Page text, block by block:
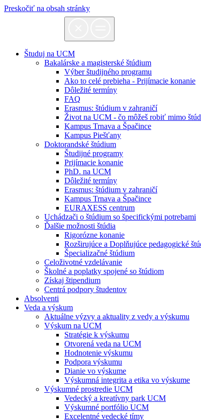
Preskočiť na obsah stránky
Študuj na UCM
Bakalárske a magisterské štúdium
Výber študijného programu
Ako to celé prebieha - Prijímacie konanie
Dôležité termíny
FAQ
Erasmus: štúdium v zahraničí
Život na UCM - čo môžeš robiť mimo
Kampus Trnava a Špačince
Kampus Piešťany
Doktorandské štúdium
Študijné programy
Prijímacie konanie
PhD. na UCM
Dôležité termíny
Erasmus: štúdium v zahraničí
Kampus Trnava a Špačince
EURAXESS centrum
Uchádzači o štúdium so špecifickými potrebami
Ďalšie možnosti štúdia
Rigorózne konanie
Rozširujúce a Doplňujúce pedagogické
Špecializačné štúdium
Celoživotné vzdelávanie
Školné a poplatky spojené so štúdiom
Získaj štipendium
Centrá podpory študentov
Absolventi
Veda a výskum
Aktuálne výzvy a aktuality z vedy a výskumu
Výskum na UCM
Stratégie k výskumu
Otvorená veda na UCM
Hodnotenie výskumu
Podpora výskumu
Dianie vo výskume
Výskumná integrita a etika vo výskume
Výskumné prostredie UCM
Vedecký a kreatívny park UCM
Výskumné portfólio UCM
Excelentné vedecké tímy